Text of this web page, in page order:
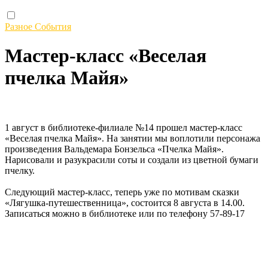
Разное События
Мастер-класс «Веселая
пчелка Майя»
1 август в библиотеке-филиале №14 прошел мастер-класс
«Веселая пчелка Майя». На занятии мы воплотили персонажа
произведения Вальдемара Бонзельса «Пчелка Майя».
Нарисовали и разукрасили соты и создали из цветной бумаги
пчелку.
Следующий мастер-класс, теперь уже по мотивам сказки
«Лягушка-путешественница», состоится 8 августа в 14.00.
Записаться можно в библиотеке или по телефону 57-89-17